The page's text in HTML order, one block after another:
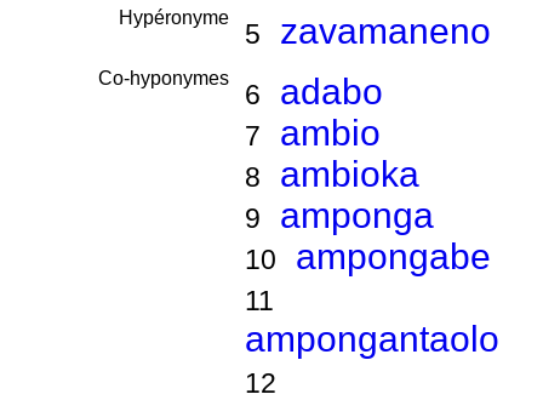
Hypéronyme
5 zavamaneno
Co-hyponymes
6 adabo
7 ambio
8 ambioka
9 amponga
10 ampongabe
11
ampongantaolo
12